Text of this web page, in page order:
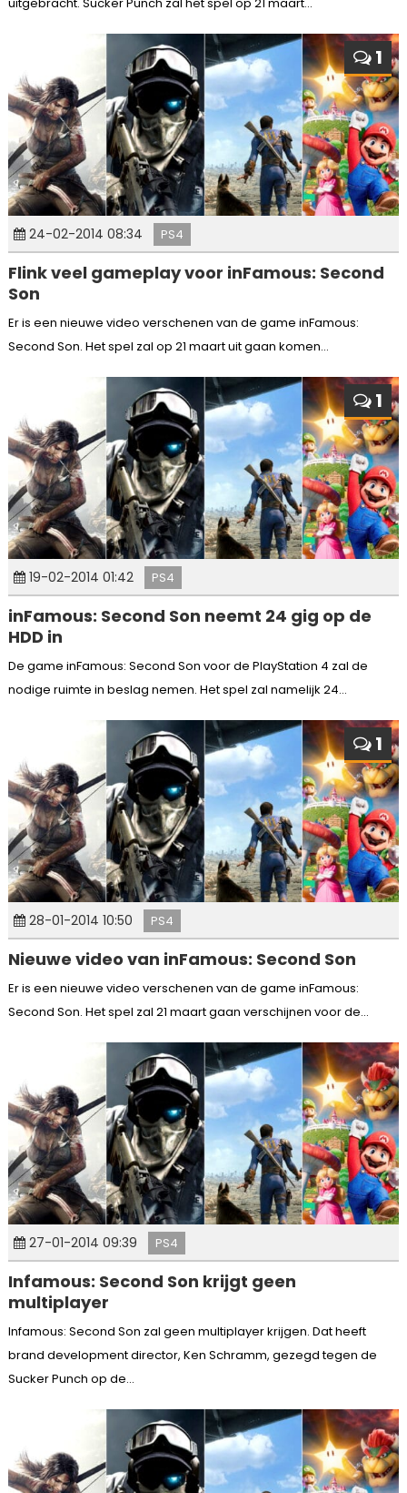
1
24-02-2014 08:34 PS4
Flink veel gameplay voor inFamous: Second
Son
Er is een nieuwe video verschenen van de game inFamous:
Second Son. Het spel zal op 21 maart uit gaan komen...
1
19-02-2014 01:42 PS4
inFamous: Second Son neemt 24 gig op de
HDD in
De game inFamous: Second Son voor de PlayStation 4 zal de
nodige ruimte in beslag nemen. Het spel zal namelijk 24...
1
28-01-2014 10:50 PS4
Nieuwe video van inFamous: Second Son
Er is een nieuwe video verschenen van de game inFamous:
Second Son. Het spel zal 21 maart gaan verschijnen voor de...
27-01-2014 09:39 PS4
Infamous: Second Son krijgt geen
multiplayer
Infamous: Second Son zal geen multiplayer krijgen. Dat heeft
brand development director, Ken Schramm, gezegd tegen de
Sucker Punch op de...